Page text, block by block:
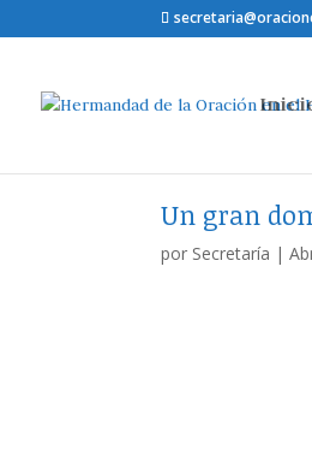
Un gran
por Secretaría |